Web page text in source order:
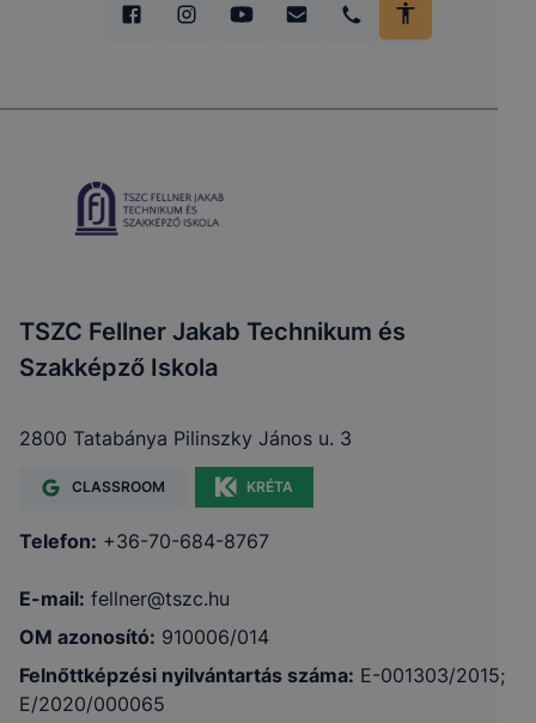
TSZC Fellner Jakab Technikum és
Szakképző Iskola
2800 Tatabánya Pilinszky János u. 3
CLASSROOM KRÉTA
Telefon: +36-70-684-8767
E-mail: fellner@tszc.hu
OM azonosító: 910006/014
Felnőttképzési nyilvántartás száma: E-001303/2015;
E/2020/000065